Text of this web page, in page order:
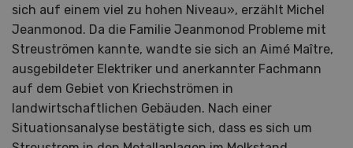
sich auf einem viel zu hohen Niveau», erzählt Michel
Jeanmonod. Da die Familie Jeanmonod Probleme mit
Streuströmen kannte, wandte sie sich an Aimé Maître,
ausgebildeter Elektriker und anerkannter Fachmann
auf dem Gebiet von Kriechströmen in
landwirtschaftlichen Gebäuden. Nach einer
Situationsanalyse bestätigte sich, dass es sich um